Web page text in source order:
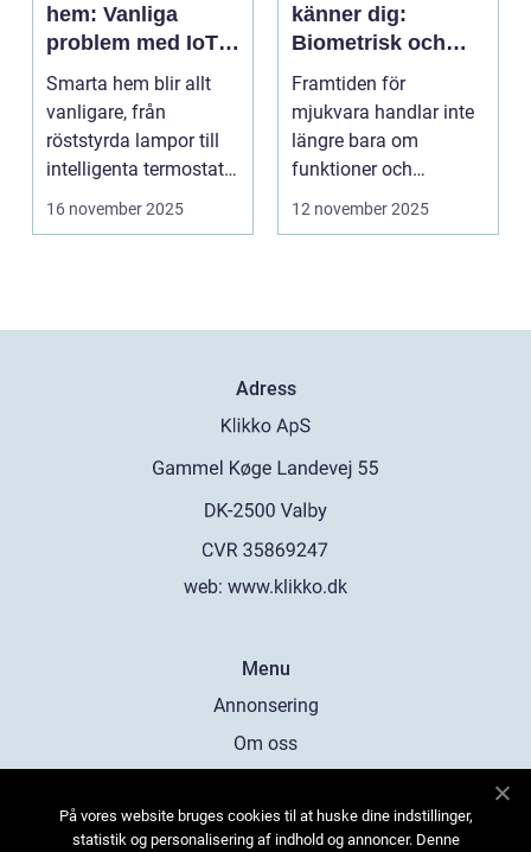
hem: Vanliga
problem med IoT-
enheter
Smarta hem blir allt
vanligare, från
röststyrda lampor till
intelligenta termostater
och ...
16 november 2025
känner dig:
Biometrisk och
beteendedriven
personalisering
Framtiden för
mjukvara handlar inte
längre bara om
funktioner och
användargränss...
12 november 2025
Adress
web: www.klikko.dk
Menu
Annonsering
Om oss
Kontakta oss
På vores website bruges cookies til at huske dine indstillinger,
statistik og personalisering af indhold og annoncer. Denne